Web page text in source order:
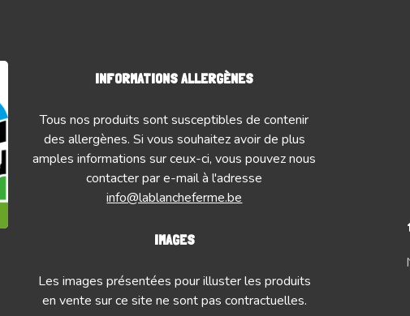
INFORMATIONS ALLERGÈNES
Tous nos produits sont susceptibles de contenir
des allergènes. Si vous souhaitez avoir de plus
amples informations sur ceux-ci, vous pouvez nous
contacter par e-mail à l'adresse
info@lablancheferme.be
IMAGES
Les images présentées pour illuster les produits
en vente sur ce site ne sont pas contractuelles.